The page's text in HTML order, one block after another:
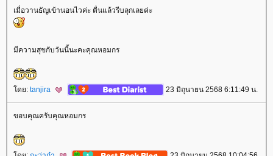
เมื่อวานธัญเข้านอนไวค่ะ ตื่นแล้วรีบลุกเลยค่ะ
มีความสุขกับวันนี้นะคะคุณหอมกร
ดย: tanjira 23 มิถุนายน 2568 6:11:49 น.
ขอบคุณครับคุณหอมกร